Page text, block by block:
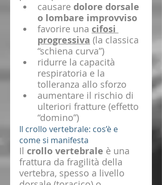
causare dolore dorsale
o lombare improvviso
favorire una cifosi
progressiva (la classica
“schiena curva”)
ridurre la capacità
respiratoria e la
tolleranza allo sforzo
aumentare il rischio di
ulteriori fratture (effetto
“domino”)
Il crollo vertebrale: cos’è e
come si manifesta
Il crollo vertebrale è una
frattura da fragilità della
vertebra, spesso a livello